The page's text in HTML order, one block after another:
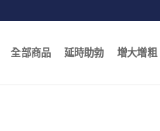
全部商品 延時助勃 增大增粗